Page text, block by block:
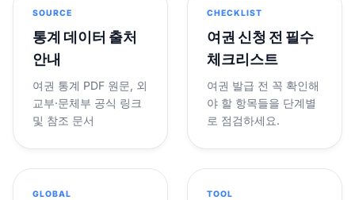
SOURCE
통계 데이터 출처
안내
여권 통계 PDF 원문, 외
교부·문체부 공식 링크
및 참조 문서
CHECKLIST
여권 신청 전 필수
체크리스트
여권 발급 전 꼭 확인해
야 할 항목들을 단계별
로 점검하세요.
GLOBAL TOOL